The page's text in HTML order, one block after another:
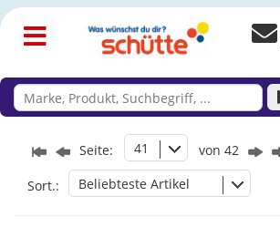
Seite: 41 von 42
Sort.: Beliebteste Artikel